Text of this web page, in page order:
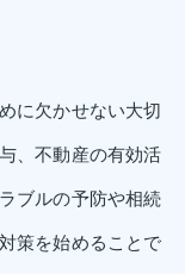
に欠かせない大切
、不動産の有効活
ブルの予防や相続
策を始めることで